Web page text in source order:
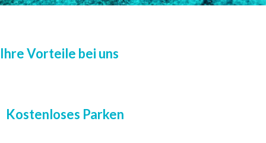
Ihre Vorteile bei uns
Kostenloses Parken